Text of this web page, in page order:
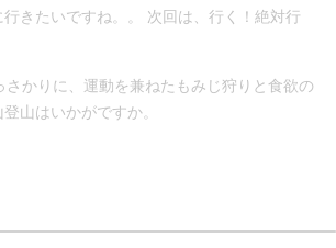
きたいですね。。 次回は、行く！絶対行
さかりに、運動を兼ねたもみじ狩りと食欲の
山はいかがですか。